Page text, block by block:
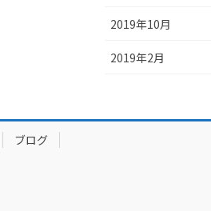
2019年10月
2019年2月
ブログ